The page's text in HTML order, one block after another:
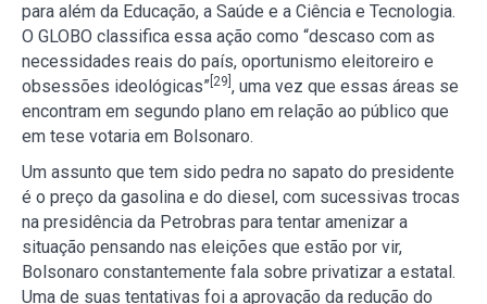
para além da Educação, a Saúde e a Ciência e Tecnologia.
O GLOBO classifica essa ação como “descaso com as
necessidades reais do país, oportunismo eleitoreiro e
obsessões ideológicas” [29] , uma vez que essas áreas se
encontram em segundo plano em relação ao público que
em tese votaria em Bolsonaro.
Um assunto que tem sido pedra no sapato do presidente
é o preço da gasolina e do diesel, com sucessivas trocas
na presidência da Petrobras para tentar amenizar a
situação pensando nas eleições que estão por vir,
Bolsonaro constantemente fala sobre privatizar a estatal.
Uma de suas tentativas foi a aprovação da redução do